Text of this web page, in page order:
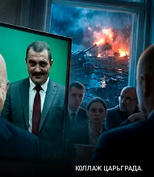
КОЛЛАЖ ЦАРЬГРАДА.